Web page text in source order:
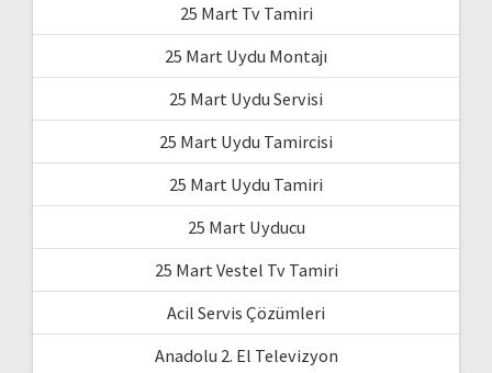
25 Mart Tv Tamiri
25 Mart Uydu Montajı
25 Mart Uydu Servisi
25 Mart Uydu Tamircisi
25 Mart Uydu Tamiri
25 Mart Uyducu
25 Mart Vestel Tv Tamiri
Acil Servis Çözümleri
Anadolu 2. El Televizyon